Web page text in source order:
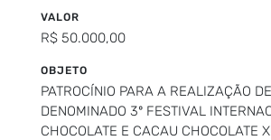
VALOR
R$ 50.000,00
OBJETO
PATROCÍNIO PARA A REALIZAÇÃO
DENOMINADO 3º FESTIVAL
CHOCOLATE E CACAU CHOCOLATE